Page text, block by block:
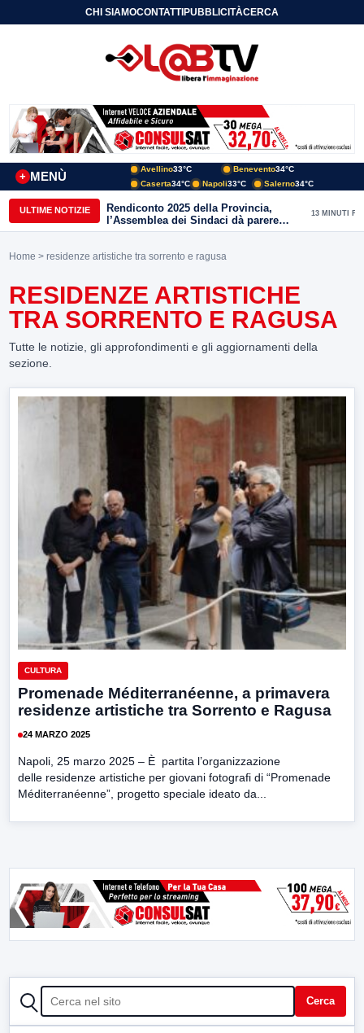
CHI SIAMOCONTATTIPUBBLICITÀCERCA
MENÙ
+
Avellino33°C Benevento34°C
Caserta34°C Napoli33°C Salerno34°C
ULTIME NOTIZIE
Rendiconto 2025 della Provincia,
l’Assemblea dei Sindaci dà parere
favorevole all’unanimità
13 MINUTI FA
Home > residenze artistiche tra sorrento e ragusa
RESIDENZE ARTISTICHE
TRA SORRENTO E RAGUSA
Tutte le notizie, gli approfondimenti e gli aggiornamenti della
sezione.
CULTURA
Promenade Méditerranéenne, a primavera
residenze artistiche tra Sorrento e Ragusa
24 MARZO 2025
Napoli, 25 marzo 2025 – È partita l’organizzazione
delle residenze artistiche per giovani fotografi di “Promenade
Méditerranéenne”, progetto speciale ideato da...
CERCA Cerca